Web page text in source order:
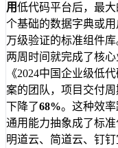
用低代码平台后，最
个基础的数据字典或
万级验证的标准组件
两周时间就完成了核
《2024中国企业级低
案的团队，项目交付
下降了68%。这种效
通用能力抽象成了标
明道云、简道云、钉